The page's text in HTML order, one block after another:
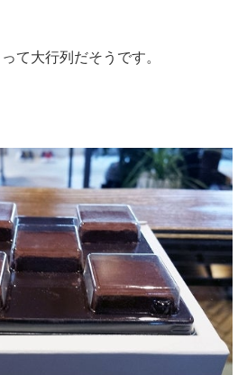
て大行列だそうです。